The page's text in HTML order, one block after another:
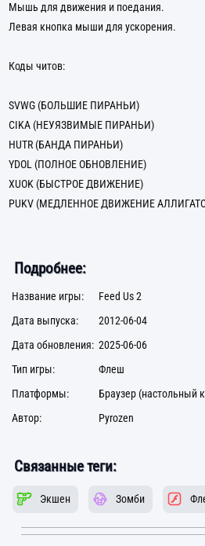
Мышь для движения и поедания.
Левая кнопка мыши для ускорения.
Коды читов:
SVWG (БОЛЬШИЕ ПИРАНЬИ)
CIKA (НЕУЯЗВИМЫЕ ПИРАНЬИ)
HUTR (БАНДА ПИРАНЬИ)
YDOL (ПОЛНОЕ ОБНОВЛЕНИЕ)
XUOK (БЫСТРОЕ ДВИЖЕНИЕ)
PUKV (МЕДЛЕННОЕ ДВИЖЕНИЕ
Подробнее:
Название игры:
Feed Us 2
Дата выпуска:
2012-06-04
Дата обновления: 2025-06-06
Тип игры:
Флеш
Платформы:
Браузер (настольный
Автор:
Pyrozen
Связанные теги:
Экшен Зомби